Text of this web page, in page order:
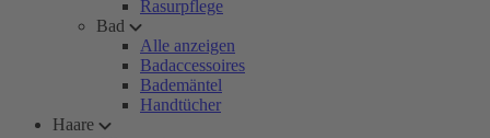
Rasurpflege
Bad
Alle anzeigen
Badaccessoires
Bademäntel
Handtücher
Haare